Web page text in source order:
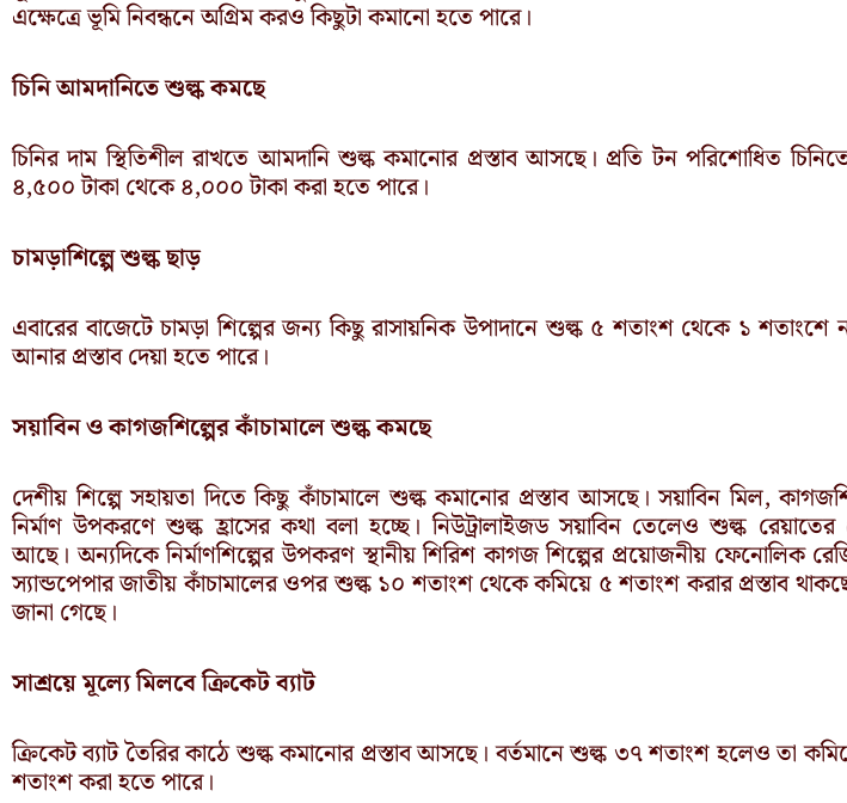
এক্ষেত্রে ভূমি নিবন্ধনে অগ্রিম করও কিছুটা কমানো হতে পারে।
চিনি আমদানিতে শুল্ক কমছে
চিনির দাম স্থিতিশীল রাখতে আমদানি শুল্ক কমানোর প্রস্তাব আসছে। প্রতি টন পরিশোধিত
৪,৫০০ টাকা থেকে ৪,০০০ টাকা করা হতে পারে।
চামড়াশিল্পে শুল্ক ছাড়
এবারের বাজেটে চামড়া শিল্পের জন্য কিছু রাসায়নিক উপাদানে শুল্ক ৫ শতাংশ থেকে ১ শতাংশে
আনার প্রস্তাব দেয়া হতে পারে।
সয়াবিন ও কাগজশিল্পের কাঁচামালে শুল্ক কমছে
দেশীয় শিল্পে সহায়তা দিতে কিছু কাঁচামালে শুল্ক কমানোর প্রস্তাব আসছে। সয়াবিন মিল,
নির্মাণ উপকরণে শুল্ক হ্রাসের কথা বলা হচ্ছে। নিউট্রালাইজড সয়াবিন তেলেও শুল্ক রেয়াতের
আছে। অন্যদিকে নির্মাণশিল্পের উপকরণ স্থানীয় শিরিশ কাগজ শিল্পের প্রয়োজনীয় ফেনোলিক
স্যান্ডপেপার জাতীয় কাঁচামালের ওপর শুল্ক ১০ শতাংশ থেকে কমিয়ে ৫ শতাংশ করার প্রস্তাব
জানা গেছে।
সাশ্রয়ে মূল্যে মিলবে ক্রিকেট ব্যাট
ক্রিকেট ব্যাট তৈরির কাঠে শুল্ক কমানোর প্রস্তাব আসছে। বর্তমানে শুল্ক ৩৭ শতাংশ হলেও তা
শতাংশ করা হতে পারে।